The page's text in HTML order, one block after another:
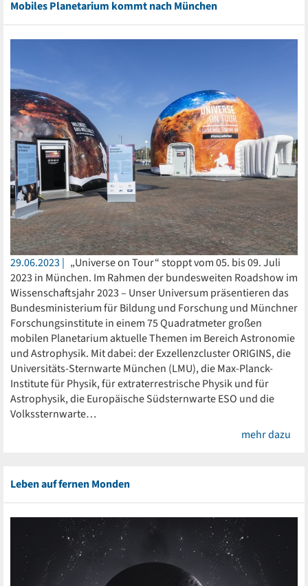
Mobiles Planetarium kommt nach München
29.06.2023
„Universe on Tour“ stoppt vom 05. bis 09. Juli
2023 in München. Im Rahmen der bundesweiten Roadshow im
Wissenschaftsjahr 2023 – Unser Universum präsentieren das
Bundesministerium für Bildung und Forschung und Münchner
Forschungsinstitute in einem 75 Quadratmeter großen
mobilen Planetarium aktuelle Themen im Bereich Astronomie
und Astrophysik. Mit dabei: der Exzellenzcluster ORIGINS, die
Universitäts-Sternwarte München (LMU), die Max-Planck-
Institute für Physik, für extraterrestrische Physik und für
Astrophysik, die Europäische Südsternwarte ESO und die
Volkssternwarte…
mehr dazu
Leben auf fernen Monden